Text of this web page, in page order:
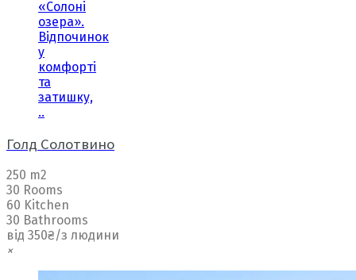
«Солоні
озера».
Відпочинок
у
комфорті
та
затишку,
..
Голд Солотвино
250 m2
30 Rooms
60 Kitchen
30 Bathrooms
від 350₴/з людини
×